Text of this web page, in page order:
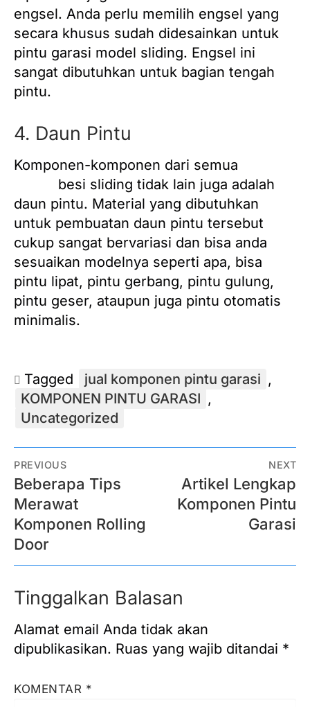
engsel. Anda perlu memilih engsel yang
secara khusus sudah didesainkan untuk
pintu garasi model sliding. Engsel ini
sangat dibutuhkan untuk bagian tengah
pintu.
4. Daun Pintu
Komponen-komponen dari semua
besi sliding tidak lain juga adalah
daun pintu. Material yang dibutuhkan
untuk pembuatan daun pintu tersebut
cukup sangat bervariasi dan bisa anda
sesuaikan modelnya seperti apa, bisa
pintu lipat, pintu gerbang, pintu gulung,
pintu geser, ataupun juga pintu otomatis
minimalis.
Tagged jual komponen pintu garasi ,
KOMPONEN PINTU GARASI ,
Uncategorized
PREVIOUS
Beberapa Tips
Merawat
Komponen Rolling
Door
NEXT
Artikel Lengkap
Komponen Pintu
Garasi
Tinggalkan Balasan
Alamat email Anda tidak akan
dipublikasikan. Ruas yang wajib ditandai *
KOMENTAR *